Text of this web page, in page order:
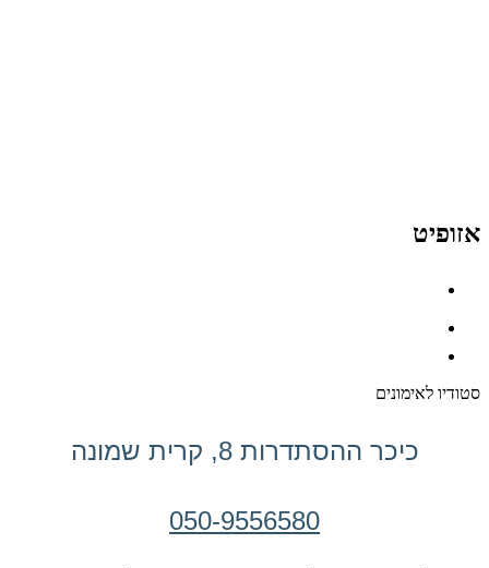
אזופיט
סטודיו לאימונים
כיכר ההסתדרות 8, קרית שמונה
050-9556580